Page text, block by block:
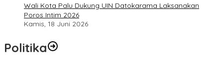
Wali Kota Palu Dukung UIN Datokarama Laksanakan
Poros Intim 2026
Kamis, 18 Juni 2026
Politika